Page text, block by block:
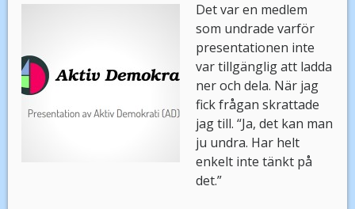
Det var en medlem
som undrade varför
presentationen inte
var tillgänglig att ladda
ner och dela. När jag
fick frågan skrattade
jag till. “Ja, det kan man
ju undra. Har helt
enkelt inte tänkt på
det.”